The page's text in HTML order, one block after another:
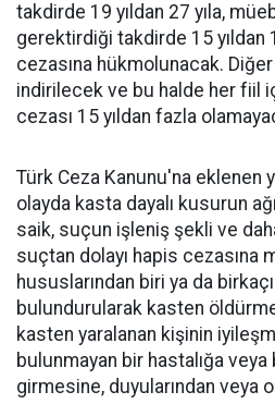
takdirde 19 yıldan 27 yıla,
gerektirdiği takdirde 15 yıldan
cezasına hükmolunacak.
indirilecek ve bu halde her fiil
cezası 15 yıldan fazla
Türk Ceza Kanunu'na eklenen
olayda kasta dayalı kusurun
saik, suçun işleniş şekli ve
suçtan dolayı hapis cezasına
hususlarından biri ya da
bulundurularak kasten
kasten yaralanan kişinin
bulunmayan bir hastalığa
girmesine, duyularından veya